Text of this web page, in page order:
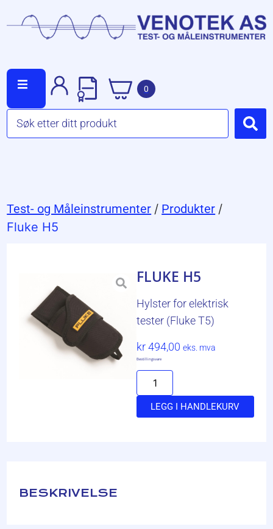
0
Test- og Måleinstrumenter / Produkter /
Fluke H5
FLUKE H5
Hylster for elektrisk
tester (Fluke T5)
kr494,00 eks. mva
Bestillingsvare
LEGG I HANDLEKURV
BESKRIVELSE